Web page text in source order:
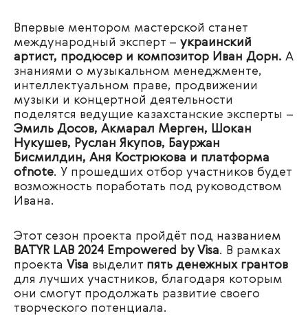
Впервые ментором мастерской станет
международный эксперт – украинский
артист, продюсер и композитор Иван Дорн. А
знаниями о музыкальном менеджменте,
интеллектуальном праве, продвижении
музыки и концертной деятельности
поделятся ведущие казахстанские эксперты –
Эмиль Досов, Акмарал Мерген, Шокан
Нукушев, Руслан Якупов, Бауржан
Бисмилдин, Аня Кострюкова и платформа
ofnote. У прошедших отбор участников будет
возможность поработать под руководством
Ивана.
Этот сезон проекта пройдёт под названием
BATYR LAB 2024 Empowered by Visa. В рамках
проекта Visa выделит пять денежных грантов
для лучших участников, благодаря которым
они смогут продолжать развитие своего
творческого потенциала.